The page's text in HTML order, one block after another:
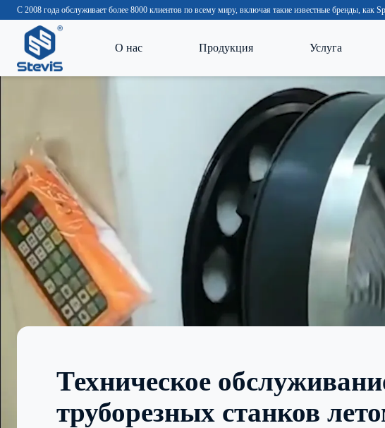
С 2008 года обслуживает более 8000 клиентов по всему миру, включая такие известные бренды,
О нас Продукция Услуга
Техническое
труборезных станков